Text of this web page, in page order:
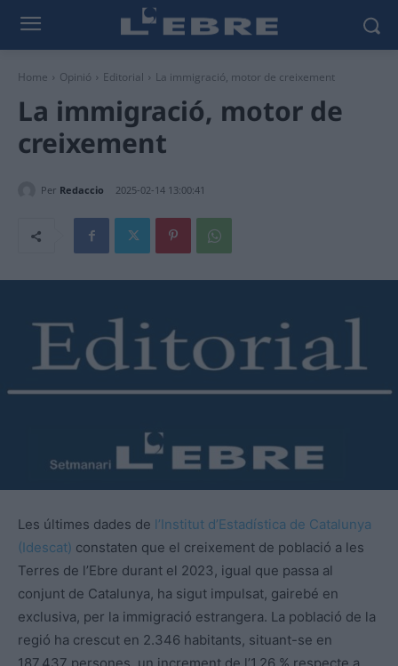
Home Opinió Editorial La immigració, motor de creixement
La immigració, motor de
creixement
Per Redaccio 2025-02-14 13:00:41
Les últimes dades de l’Institut d’Estadística de Catalunya
(Idescat) constaten que el creixement de població a les
Terres de l’Ebre durant el 2023, igual que passa al
conjunt de Catalunya, ha sigut impulsat, gairebé en
exclusiva, per la immigració estrangera. La població de la
regió ha crescut en 2.346 habitants, situant-se en